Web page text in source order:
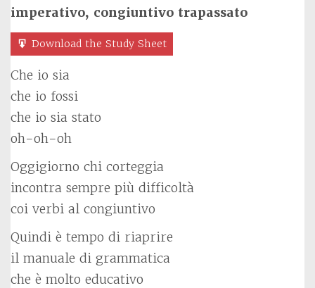
imperativo, congiuntivo trapassato
Download the Study Sheet
Che io sia
che io fossi
che io sia stato
oh-oh-oh
Oggigiorno chi corteggia
incontra sempre più difficoltà
coi verbi al congiuntivo
Quindi è tempo di riaprire
il manuale di grammatica
che è molto educativo